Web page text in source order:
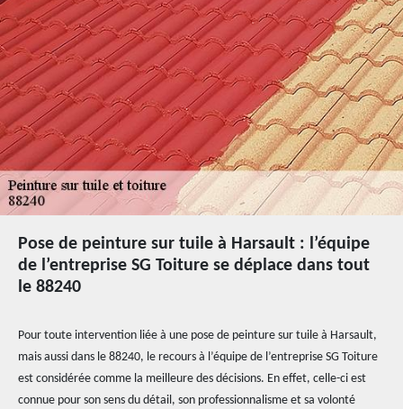
Pose de peinture sur tuile à Harsault : l’équipe
de l’entreprise SG Toiture se déplace dans tout
le 88240
Pour toute intervention liée à une pose de peinture sur tuile à Harsault,
mais aussi dans le 88240, le recours à l’équipe de l’entreprise SG Toiture
est considérée comme la meilleure des décisions. En effet, celle-ci est
connue pour son sens du détail, son professionnalisme et sa volonté